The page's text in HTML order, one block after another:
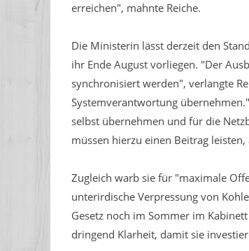
erreichen", mahnte Reiche.
Die Ministerin lässt derzeit den
ihr Ende August vorliegen. "Der
synchronisiert werden", verlangte
Systemverantwortung
selbst übernehmen und für die
müssen hierzu einen Beitrag leisten,
Zugleich warb sie für "maximale
unterirdische Verpressung von
Gesetz noch im Sommer im
dringend Klarheit, damit sie